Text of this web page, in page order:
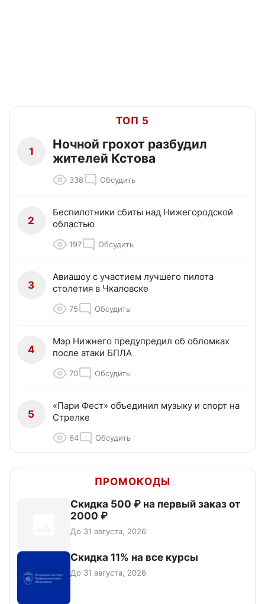
ТОП 5
1
Ночной грохот разбудил
жителей Кстова
338 Обсудить
2
Беспилотники сбиты над Нижегородской
областью
197 Обсудить
3
Авиашоу с участием лучшего пилота
столетия в Чкаловске
75 Обсудить
4
Мэр Нижнего предупредил об обломках
после атаки БПЛА
70 Обсудить
5
«Пари Фест» объединил музыку и спорт на
Стрелке
64 Обсудить
ПРОМОКОДЫ
Скидка 500 ₽ на первый заказ от
2000 ₽
До 31 августа, 2026
Скидка 11% на все курсы
До 31 августа, 2026